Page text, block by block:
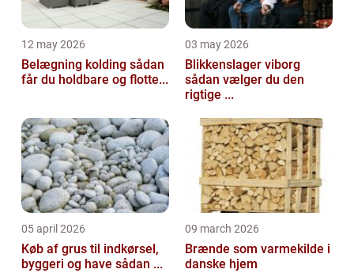
12 may 2026
Belægning kolding sådan
får du holdbare og flotte...
03 may 2026
Blikkenslager viborg
sådan vælger du den
rigtige ...
05 april 2026
Køb af grus til indkørsel,
byggeri og have sådan ...
09 march 2026
Brænde som varmekilde i
danske hjem